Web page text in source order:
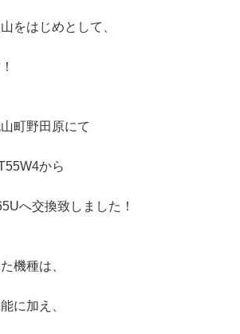
をはじめとして、
町野田原にて
から
へ交換致しました！
機種は、
に加え、